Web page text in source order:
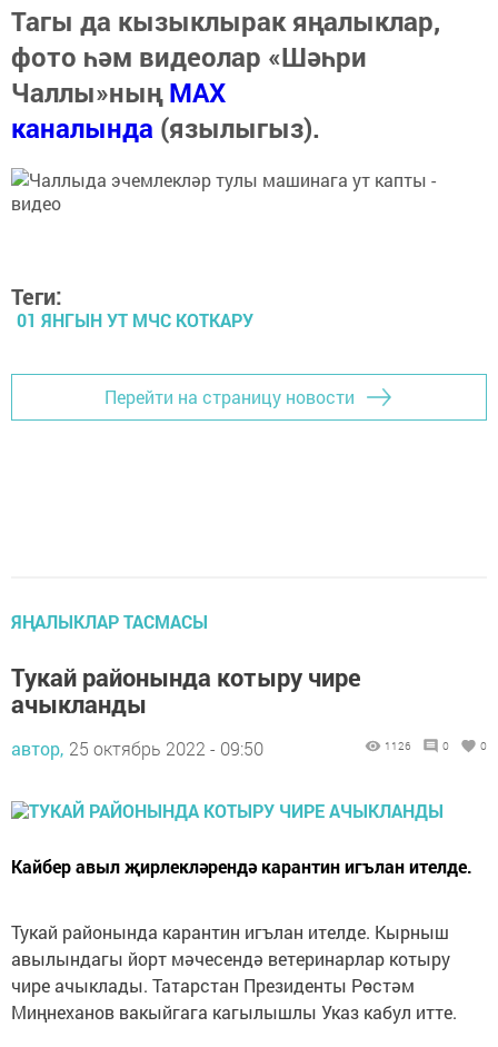
Тагы да кызыклырак яңалыклар,
фото һәм видеолар «Шәһри
Чаллы»ныңMAX
каналында (язылыгыз).
Теги:
01 ЯНГЫН УТ МЧС КОТКАРУ
Перейти на страницу новости
ЯҢАЛЫКЛАР ТАСМАСЫ
Тукай районында котыру чире
ачыкланды
автор, 25 октябрь 2022 - 09:50 1126 0 0
Кайбер авыл җирлекләрендә карантин игълан ителде.
Тукай районында карантин игълан ителде. Кырныш
авылындагы йорт мәчесендә ветеринарлар котыру
чире ачыклады. Татарстан Президенты Рөстәм
Миңнеханов вакыйгага кагылышлы Указ кабул итте.